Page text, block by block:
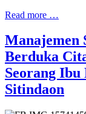
Read more …
Manajemen
Berduka
Seorang
Sitindaon